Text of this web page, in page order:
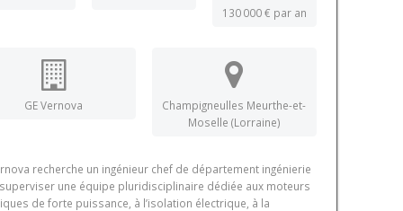
130 000 € par an
GE Vernova
Champigneulles Meurthe-et-
Moselle (Lorraine)
recherche un ingénieur chef de département ingénierie
une équipe pluridisciplinaire dédiée aux moteurs
de forte puissance, à l’isolation électrique, à la